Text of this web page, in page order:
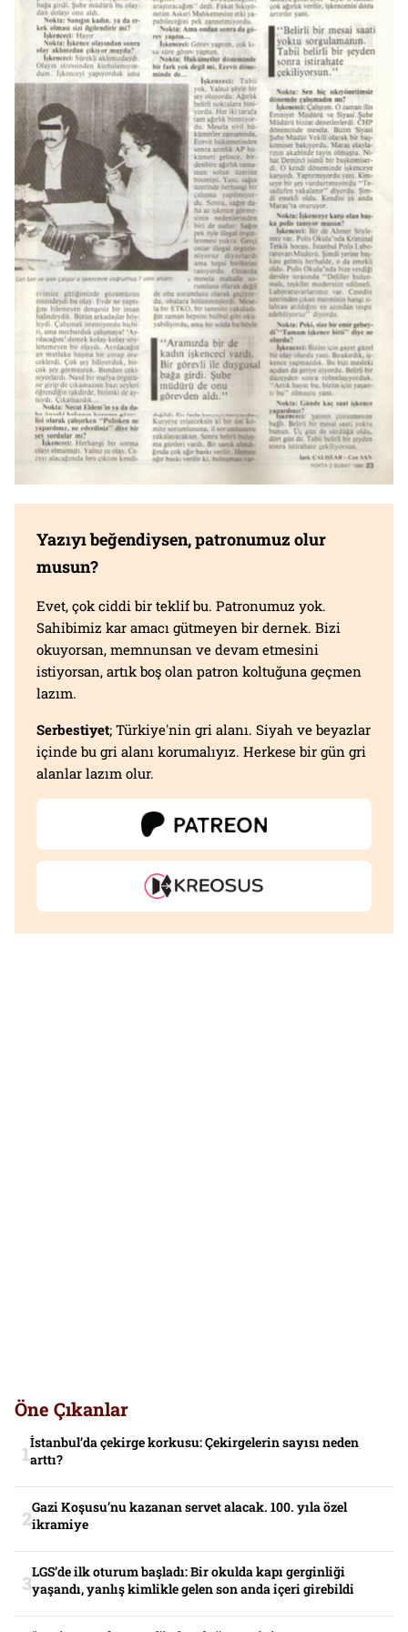
Yazıyı beğendiysen, patronumuz olur
musun?
Evet, çok ciddi bir teklif bu. Patronumuz yok.
Sahibimiz kar amacı gütmeyen bir dernek. Bizi
okuyorsan, memnunsan ve devam etmesini
istiyorsan, artık boş olan patron koltuğuna geçmen
lazım.
Serbestiyet; Türkiye'nin gri alanı. Siyah ve beyazlar
içinde bu gri alanı korumalıyız. Herkese bir gün gri
alanlar lazım olur.
Öne Çıkanlar
İstanbul’da çekirge korkusu: Çekirgelerin sayısı neden
arttı?
Gazi Koşusu’nu kazanan servet alacak. 100. yıla özel
ikramiye
LGS’de ilk oturum başladı: Bir okulda kapı gerginliği
yaşandı, yanlış kimlikle gelen son anda içeri girebildi